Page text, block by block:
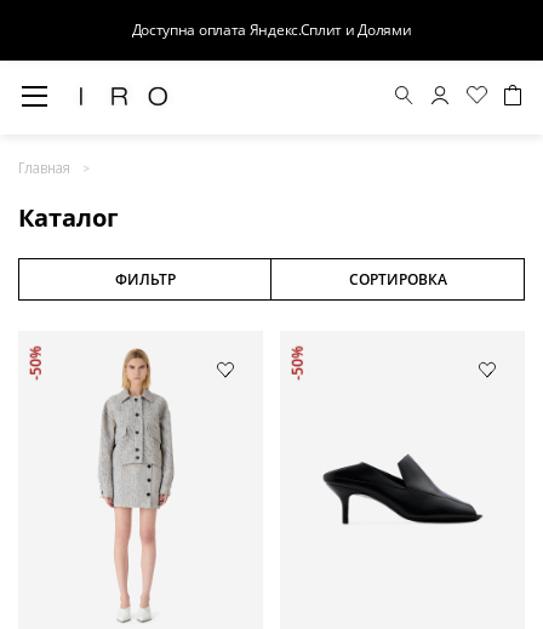
Доступна оплата Яндекс.Сплит и Долями
Главная
Каталог
ФИЛЬТР СОРТИРОВКА
-50% -50%